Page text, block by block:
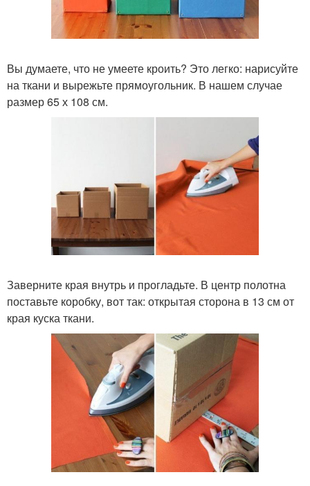
Вы думаете, что не умеете кроить? Это легко: нарисуйте
на ткани и вырежьте прямоугольник. В нашем случае
размер 65 х 108 см.
Заверните края внутрь и прогладьте. В центр полотна
поставьте коробку, вот так: открытая сторона в 13 см от
края куска ткани.